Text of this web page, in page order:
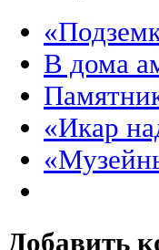
В дома
«Икар
Добавить